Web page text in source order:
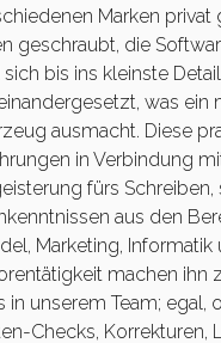
Marken privat
geschraubt, die
sich bis ins kleinste
was ein
ausmacht. Diese
in Verbindung
fürs Schreiben,
aus den
Marketing, Informatik
machen ihn
in unserem Team; egal,
Checks, Korrekturen,